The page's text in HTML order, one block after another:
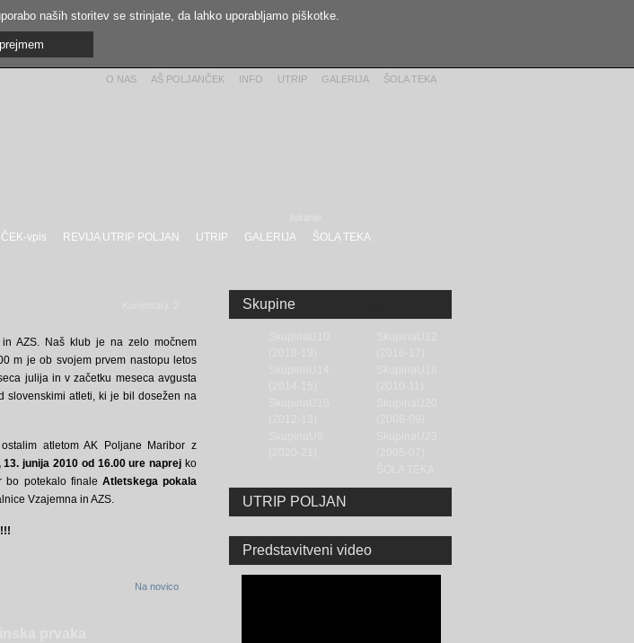
naših storitev se strinjate, da lahko uporabljamo piškotke.
O NAS AŠ POLJANČEK INFO UTRIP GALERIJA ŠOLA TEKA
vpis REVIJA UTRIP POLJAN UTRIP GALERIJA ŠOLA TEKA
AZS. Naš klub je na zelo močnem
m je ob svojem prvem nastopu letos
julija in v začetku meseca avgusta
slovenskimi atleti, ki je bil dosežen na
atletom AK Poljane Maribor z
junija 2010 od 16.00 ure naprej ko
bo potekalo finale Atletskega pokala
Vzajemna in AZS.
Na novico
Skupine
UTRIP POLJAN
Predstavitveni video